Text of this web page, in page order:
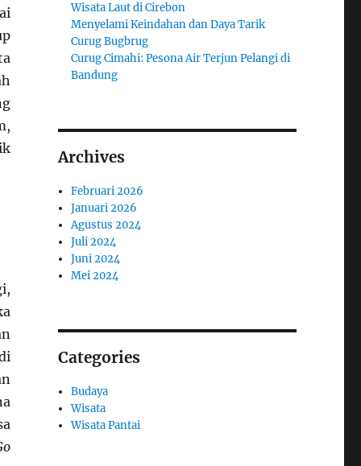
Wisata Laut di Cirebon
Menyelami Keindahan dan Daya Tarik
Curug Bugbrug
Curug Cimahi: Pesona Air Terjun Pelangi di
Bandung
Archives
Februari 2026
Januari 2026
Agustus 2024
Juli 2024
Juni 2024
Mei 2024
Categories
Budaya
Wisata
Wisata Pantai